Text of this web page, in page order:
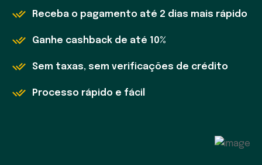
Receba o pagamento até 2 dias mais rápido
Ganhe cashback de até 10%
Sem taxas, sem verificações de crédito
Processo rápido e fácil